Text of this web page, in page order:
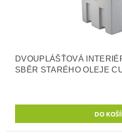
DVOUPLÁŠŤOVÁ
SBĚR STARÉHO OLEJE